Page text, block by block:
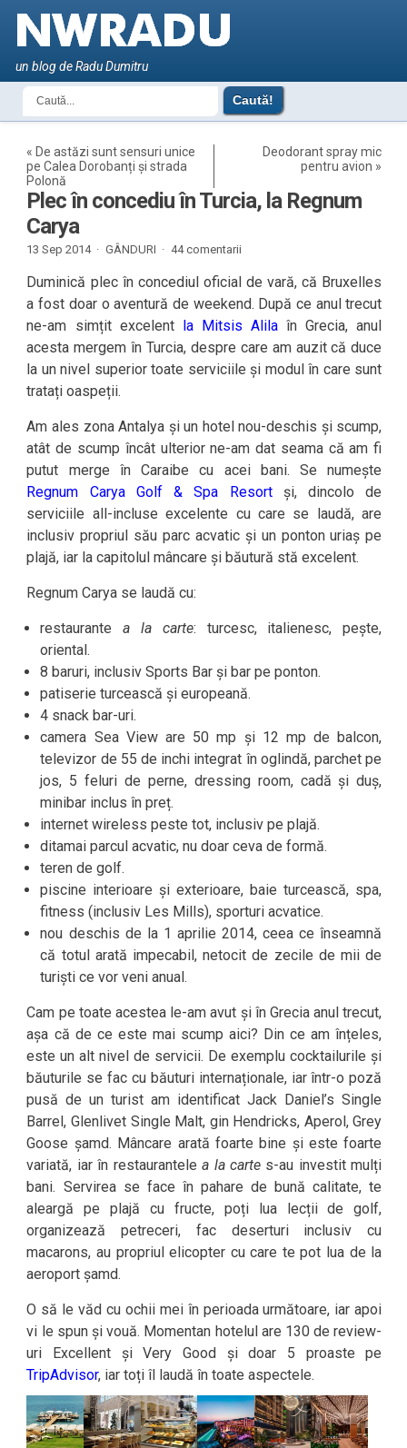
un blog de Radu Dumitru
« De astăzi sunt sensuri unice
pe Calea Dorobanți și strada
Polonă
Deodorant spray mic
pentru avion »
Plec în concediu în Turcia, la Regnum
Carya
13 Sep 2014 · GÂNDURI · 44 comentarii
Duminică plec în concediul oficial de vară, că Bruxelles
a fost doar o aventură de weekend. După ce anul trecut
ne-am simțit excelent la Mitsis Alilaîn Grecia, anul
acesta mergem în Turcia, despre care am auzit că duce
la un nivel superior toate serviciile și modul în care sunt
tratați oaspeții.
Am ales zona Antalya și un hotel nou-deschis și scump,
atât de scump încât ulterior ne-am dat seama că am fi
putut merge în Caraibe cu acei bani. Se numește
Regnum Carya Golf & Spa Resortși, dincolo de
serviciile all-incluse excelente cu care se laudă, are
inclusiv propriul său parc acvatic și un ponton uriaș pe
plajă, iar la capitolul mâncare și băutură stă excelent.
Regnum Carya se laudă cu:
restaurantea la carte: turcesc, italienesc, pește,
oriental.
8 baruri, inclusiv Sports Bar și bar pe ponton.
patiserie turcească și europeană.
4 snack bar-uri.
camera Sea View are 50 mp și 12 mp de balcon,
televizor de 55 de inchi integrat în oglindă, parchet pe
jos, 5 feluri de perne, dressing room, cadă și duș,
minibar inclus în preț.
internet wireless peste tot, inclusiv pe plajă.
ditamai parcul acvatic, nu doar ceva de formă.
teren de golf.
piscine interioare și exterioare, baie turcească, spa,
fitness (inclusiv Les Mills), sporturi acvatice.
nou deschis de la 1 aprilie 2014, ceea ce înseamnă
că totul arată impecabil, netocit de zecile de mii de
turiști ce vor veni anual.
Cam pe toate acestea le-am avut și în Grecia anul trecut,
așa că de ce este mai scump aici? Din ce am înțeles,
este un alt nivel de servicii. De exemplu cocktailurile și
băuturile se fac cu băuturi internaționale, iar într-o poză
pusă de un turist am identificat Jack Daniel’s Single
Barrel, Glenlivet Single Malt, gin Hendricks, Aperol, Grey
Goose șamd. Mâncare arată foarte bine și este foarte
variată, iar în restaurantelea la carte s-au investit mulți
bani. Servirea se face în pahare de bună calitate, te
aleargă pe plajă cu fructe, poți lua lecții de golf,
organizează petreceri, fac deserturi inclusiv cu
macarons, au propriul elicopter cu care te pot lua de la
aeroport șamd.
O să le văd cu ochii mei în perioada următoare, iar apoi
vi le spun și vouă. Momentan hotelul are 130 de review-
uri Excellent și Very Good și doar 5 proaste pe
TripAdvisor, iar toți îl laudă în toate aspectele.